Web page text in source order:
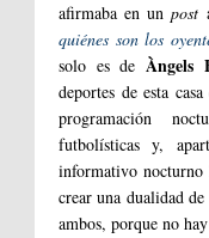
afirmaba en unpost
quiénes son los
solo es de Àngels
deportes de esta
programación
futbolísticas y,
informativo nocturno
crear una dualidad
ambos, porque no